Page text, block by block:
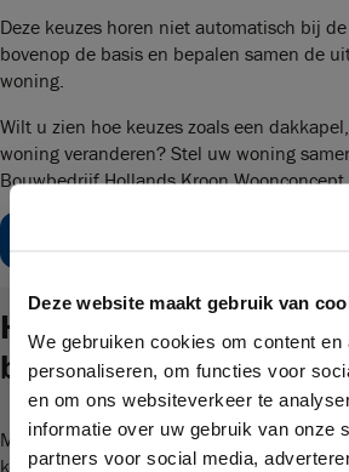
Deze website maakt gebruik van
We gebruiken cookies om content en
personaliseren, om functies voor
en om ons websiteverkeer te
informatie over uw gebruik van onze
partners voor social media,
Deze keuzes horen niet automatisch bij
bovenop de basis en bepalen samen de
woning.
Wilt u zien hoe keuzes zoals een
woning veranderen? Stel uw woning
Bouwbedrijf Hollands Kroon Woonconcept.
Huis laten bouwen
berekenen met het
Met het Bouwbedrijf Hollands Kroon
kosten van een huis laten bouwen eerder